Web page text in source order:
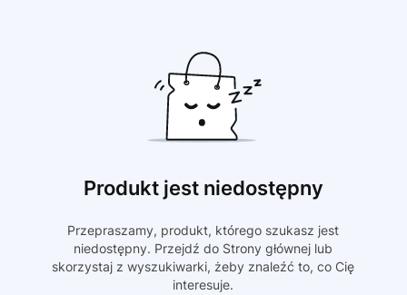
Produkt jest niedostępny
Przepraszamy, produkt, którego szukasz jest
niedostępny. Przejdź do Strony głównej lub
skorzystaj z wyszukiwarki, żeby znaleźć to, co Cię
interesuje.